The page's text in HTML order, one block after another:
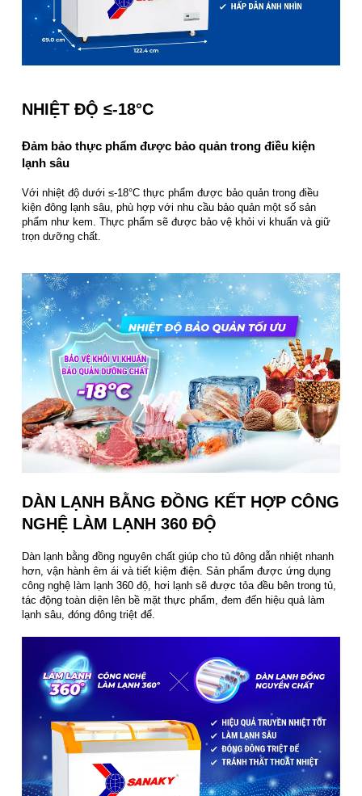
NHIỆT ĐỘ ≤-18°C
Đảm bảo thực phẩm được bảo quản trong điều kiện
lạnh sâu
Với nhiệt độ dưới ≤-18°C thực phẩm được bảo quản trong điều
kiện đông lạnh sâu, phù hợp với nhu cầu bảo quản một số sản
phẩm như kem. Thực phẩm sẽ được bảo vệ khỏi vi khuẩn và giữ
trọn dưỡng chất.
DÀN LẠNH BẰNG ĐỒNG KẾT HỢP CÔNG
NGHỆ LÀM LẠNH 360 ĐỘ
Dàn lạnh bằng đồng nguyên chất giúp cho tủ đông dẫn nhiệt nhanh
hơn, vận hành êm ái và tiết kiệm điện. Sản phẩm được ứng dụng
công nghệ làm lạnh 360 độ, hơi lạnh sẽ được tỏa đều bên trong tủ,
tác động toàn diện lên bề mặt thực phẩm, đem đến hiệu quả làm
lạnh sâu, đóng đông triệt để.